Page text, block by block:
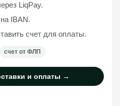
LiqPay.
IBAN.
счет для оплаты.
счет от ФЛП
и оплаты →